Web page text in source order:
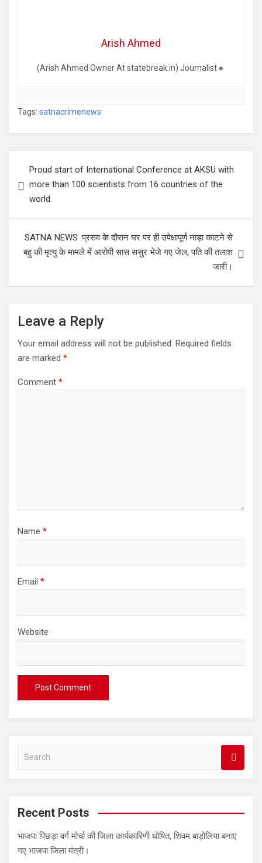
Arish Ahmed
(Arish Ahmed Owner At statebreak.in) Journalist🔸
Tags: satnacrimenews
navigation
Proud start of International Conference at AKSU with
more than 100 scientists from 16 countries of the
world.
SATNA NEWS :प्रसव के दौरान घर पर ही उपेक्षापूर्ण नाड़ा काटने से
बहु की मृत्यु के मामले में आरोपी सास ससुर भेजे गए जेल, पति की तलाश
जारी।
Leave a Reply
Your email address will not be published. Required fields
are marked *
Comment *
Name *
Email *
Website
a
c
Recent Posts
भाजपा पिछड़ा वर्ग मोर्चा की जिला कार्यकारिणी घोषित, शिवम बाड़ोलिया बनाए
गए भाजपा जिला मंत्री।